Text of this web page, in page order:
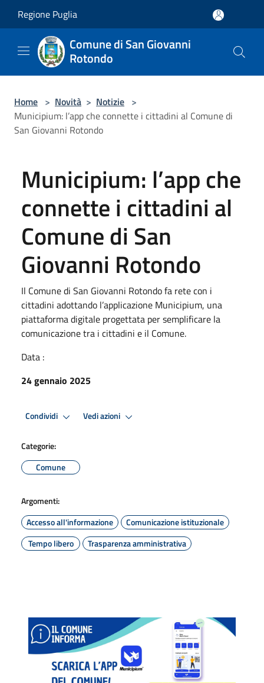
Regione Puglia
Comune di San Giovanni
Rotondo
Home > Novità > Notizie >
Municipium: l’app che connette i cittadini al Comune di
San Giovanni Rotondo
Municipium: l’app che
connette i cittadini al
Comune di San
Giovanni Rotondo
Il Comune di San Giovanni Rotondo fa rete con i
cittadini adottando l’applicazione Municipium, una
piattaforma digitale progettata per semplificare la
comunicazione tra i cittadini e il Comune.
Data :
24 gennaio 2025
Condividi Vedi azioni
Categorie:
Comune
Argomenti:
Accesso all'informazione
Comunicazione istituzionale
Tempo libero
Trasparenza amministrativa